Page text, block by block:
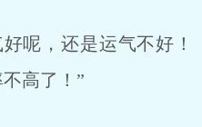
呢，还是运气不好！
高了！”